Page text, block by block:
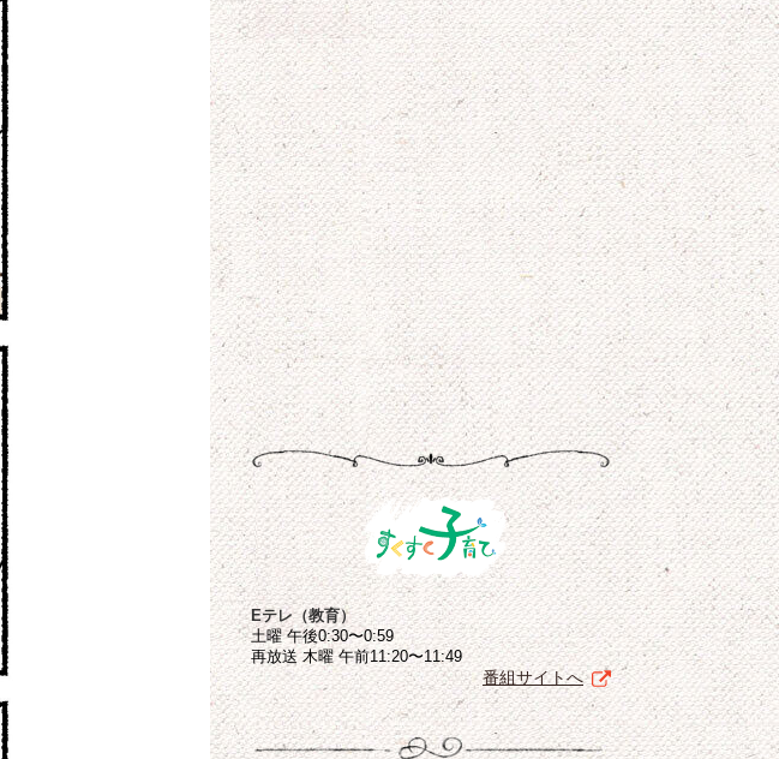
Eテレ（教育）
土曜 午後0:30〜0:59
再放送 木曜 午前11:20〜11:49
番組サイトへ